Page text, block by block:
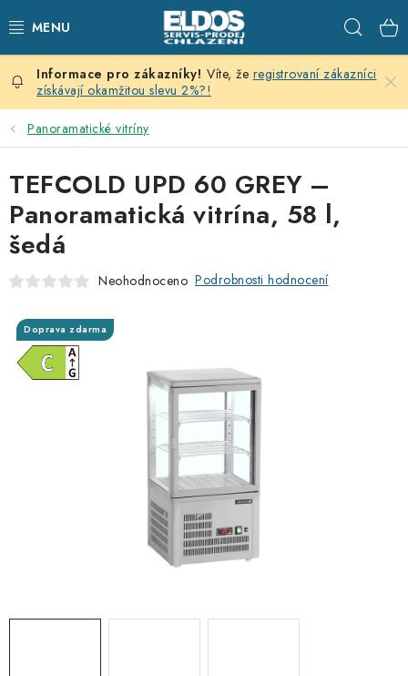
na
PRODEJNÍ CHLAZENÍ
SKLADOVACÍ CHLAZENÍ
CHLAZENÍ PRO PŘÍPRAVU
VÝČEPNÍ ZAŘÍZENÍ
KLIMATIZACE
ZNAČKY
Proč zvolit TEFCOLD
Obchodní podmínky
Víte, že registrovaní zákazníci
získávají okamžitou slevu 2%?!
Panoramatické vitríny
TEFCOLD UPD 60 GREY –
Panoramatická vitrína, 58 l,
šedá
Neohodnoceno Podrobnosti hodnocení
Doprava zdarma